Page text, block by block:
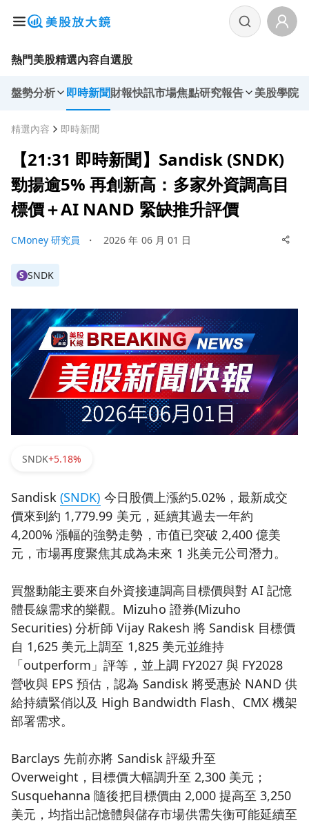
熱門美股精選內容自選股
盤勢分析 即時新聞財報快訊市場焦點研究報告 美股學院
精選內容 即時新聞
【21:31 即時新聞】Sandisk (SNDK)
勁揚逾5% 再創新高：多家外資調高目
標價＋AI NAND 緊缺推升評價
CMoney 研究員 ・ 2026 年 06 月 01 日
S SNDK
SNDK+5.18%
Sandisk(SNDK) 今日股價上漲約5.02%，最新成交
價來到約 1,779.99 美元，延續其過去一年約
4,200% 漲幅的強勢走勢，市值已突破 2,400 億美
元，市場再度聚焦其成為未來 1 兆美元公司潛力。
買盤動能主要來自外資接連調高目標價與對 AI 記憶
體長線需求的樂觀。Mizuho 證券(Mizuho
Securities) 分析師 Vijay Rakesh 將 Sandisk 目標價
自 1,625 美元上調至 1,825 美元並維持
「outperform」評等，並上調 FY2027 與 FY2028
營收與 EPS 預估，認為 Sandisk 將受惠於 NAND 供
給持續緊俏以及 High Bandwidth Flash、CMX 機架
部署需求。
Barclays 先前亦將 Sandisk 評級升至
Overweight，目標價大幅調升至 2,300 美元；
Susquehanna 隨後把目標價由 2,000 提高至 3,250
美元，均指出記憶體與儲存市場供需失衡可能延續至